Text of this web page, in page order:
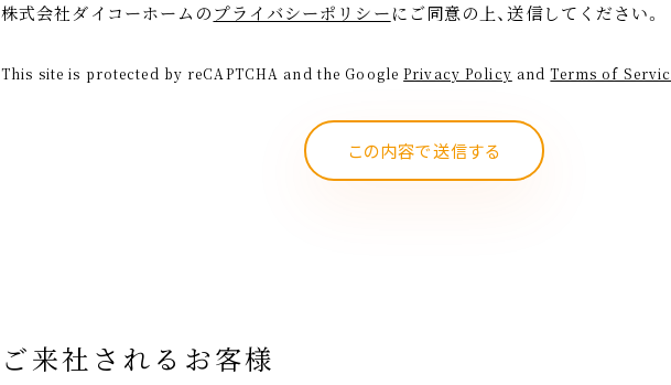
株式会社ダイコーホームのプライバシーポリシーにご同意の上、送信してください。
This site is protected by reCAPTCHA and the GooglePrivacy Policy andTerms of
このフィールドは空のままにしてください。
ご来社されるお客様